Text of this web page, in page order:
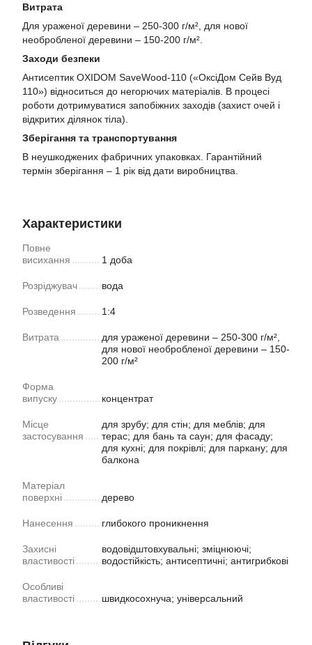
Витрата
Для ураженої деревини – 250-300 г/м², для нової
необробленої деревини – 150-200 г/м².
Заходи безпеки
Антисептик OXIDOM SaveWood-110 («ОксіДом Сейв Вуд
110») відноситься до негорючих матеріалів. В процесі
роботи дотримуватися запобіжних заходів (захист очей і
відкритих ділянок тіла).
Зберігання та транспортування
В неушкоджених фабричних упаковках. Гарантійний
термін зберігання – 1 рік від дати виробництва.
Характеристики
Повне
висихання
1 доба
Розріджувач вода
Розведення 1:4
Витрата
для ураженої деревини – 250-300 г/м²,
для нової необробленої деревини – 150-
200 г/м²
Форма
випуску
концентрат
Місце
застосування
для зрубу; для стін; для меблів; для
терас; для бань та саун; для фасаду;
для кухні; для покрівлі; для паркану; для
балкона
Матеріал
поверхні
дерево
Нанесення глибокого проникнення
Захисні
властивості
водовідштовхувальні; зміцнюючі;
водостійкість; антисептичні; антигрибкові
Особливі
властивості
швидкосохнуча; універсальний